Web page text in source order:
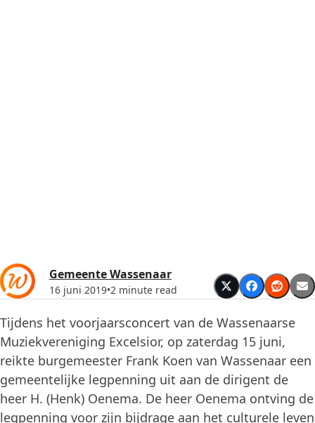
Gemeente Wassenaar
16 juni 2019•2 minute read
Tijdens het voorjaarsconcert van de Wassenaarse
Muziekvereniging Excelsior, op zaterdag 15 juni,
reikte burgemeester Frank Koen van Wassenaar een
gemeentelijke legpenning uit aan de dirigent de
heer H. (Henk) Oenema. De heer Oenema ontving de
legpenning voor zijn bijdrage aan het culturele leven